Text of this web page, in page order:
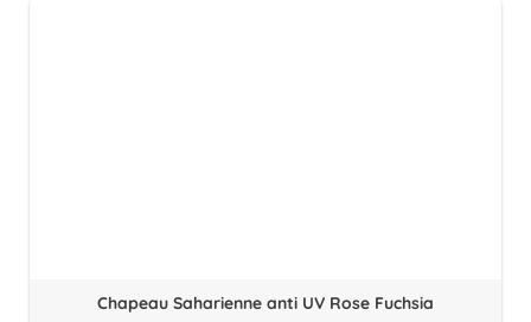
Chapeau Saharienne anti UV Rose Fuchsia